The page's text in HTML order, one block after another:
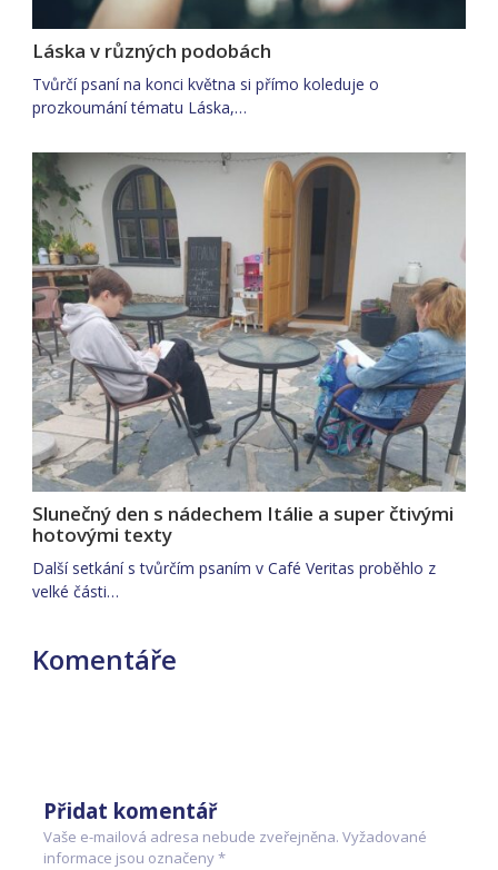
Láska v různých podobách
Tvůrčí psaní na konci května si přímo koleduje o
prozkoumání tématu Láska,…
Slunečný den s nádechem Itálie a super čtivými
hotovými texty
Další setkání s tvůrčím psaním v Café Veritas proběhlo z
velké části…
Komentáře
Přidat komentář
Vaše e-mailová adresa nebude zveřejněna. Vyžadované
informace jsou označeny*